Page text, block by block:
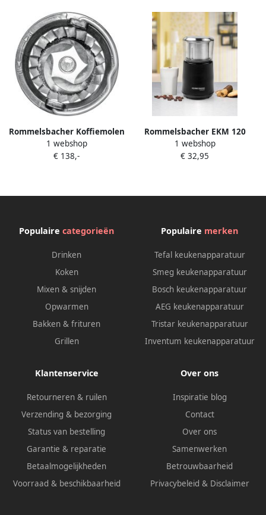
Rommelsbacher Koffiemolen
EKM 500
1 webshop
€ 138,-
Rommelsbacher EKM 120
koffiemolen 200 W Zwart
1 webshop
€ 32,95
Populaire categorieën
Drinken
Koken
Mixen & snijden
Opwarmen
Bakken & frituren
Grillen
Populaire merken
Tefal keukenapparatuur
Smeg keukenapparatuur
Bosch keukenapparatuur
AEG keukenapparatuur
Tristar keukenapparatuur
Inventum keukenapparatuur
Klantenservice
Retourneren & ruilen
Verzending & bezorging
Status van bestelling
Garantie & reparatie
Betaalmogelijkheden
Voorraad & beschikbaarheid
Over ons
Inspiratie blog
Contact
Over ons
Samenwerken
Betrouwbaarheid
Privacybeleid & Disclaimer